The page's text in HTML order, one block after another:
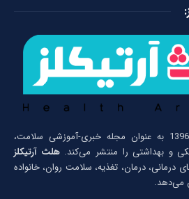
از سال 1396 به عنوان مجله خبری-آموزشی سلامت،
و بهداشتی را منتشر می‌کند.هلث آرتیکلز
درمانی، درمان، تغذیه، سلامت روان، خانواده
می‌دهد.